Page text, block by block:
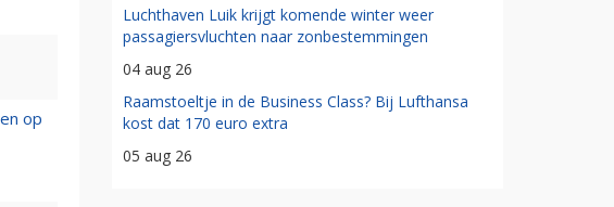
op
Luchthaven Luik krijgt komende winter weer
passagiersvluchten naar zonbestemmingen
04 aug 26
Raamstoeltje in de Business Class? Bij Lufthansa
kost dat 170 euro extra
05 aug 26